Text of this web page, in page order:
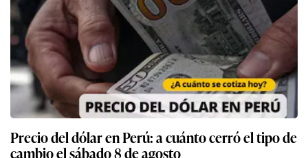
Precio del dólar en Perú: a cuánto cerró el tipo de
cambio el sábado 8 de agosto